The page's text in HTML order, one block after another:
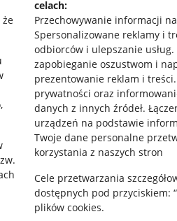
że
celach:
Przechowywanie informacji
Spersonalizowane reklamy i
odbiorców i ulepszanie usług.
zapobieganie oszustwom i
prezentowanie reklam i treści.
prywatności oraz
danych z innych źródeł.
urządzeń na podstawie
Twoje dane personalne
korzystania z naszych stron
Cele przetwarzania
dostępnych pod przyciskiem:
plików cookies.
"cookies"
"cookies"